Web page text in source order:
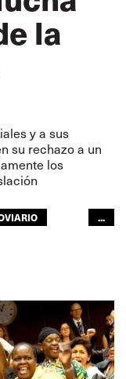
la
y a sus
su rechazo a un
los
...